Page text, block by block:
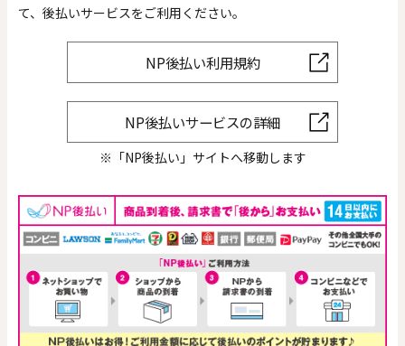
て、後払いサービスをご利用ください。
NP後払い利用規約
NP後払いサービスの詳細
※「NP後払い」サイトへ移動します